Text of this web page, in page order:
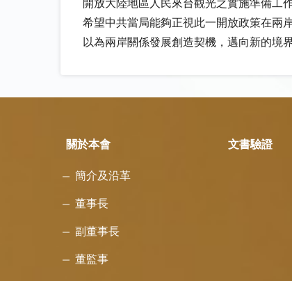
開放大陸地區人民來台觀光之實施準備工
希望中共當局能夠正視此一開放政策在兩
以為兩岸關係發展創造契機，邁向新的境界
關於本會
簡介及沿革
董事長
副董事長
董監事
文書驗證